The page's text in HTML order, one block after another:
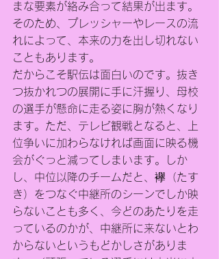
まな要素が絡み合って結果が出ます。
そのため、プレッシャーやレースの流
れによって、本来の力を出し切れない
こともあります。
だからこそ駅伝は面白いのです。抜き
つ抜かれつの展開に手に汗握り、母校
の選手が懸命に走る姿に胸が熱くなり
ます。ただ、テレビ観戦となると、上
位争いに加わらなければ画面に映る機
会がぐっと減ってしまいます。しか
し、中位以降のチームだと、襷（たす
き）をつなぐ中継所のシーンでしか映
らないことも多く、今どのあたりを走
っているのかが、中継所に来ないとわ
からないというもどかしさがありま